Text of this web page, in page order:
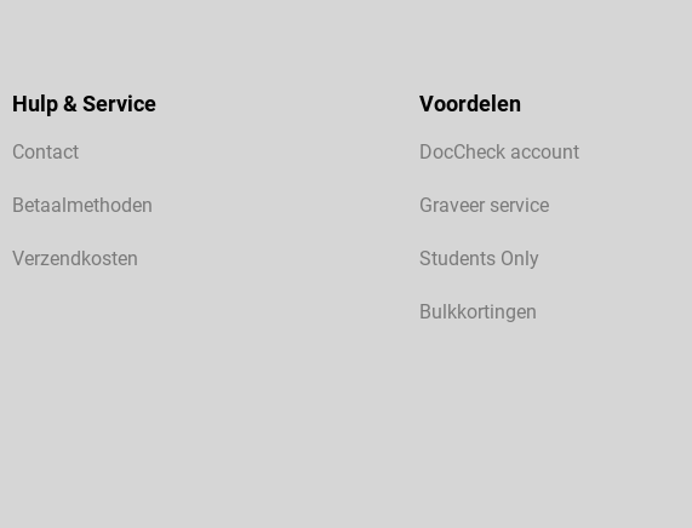
Hulp & Service
Contact
Betaalmethoden
Verzendkosten
Voordelen
DocCheck account
Graveer service
Students Only
Bulkkortingen